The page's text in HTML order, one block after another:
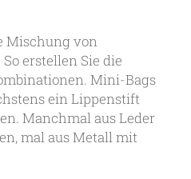
Mischung von
erstellen Sie die
Mini-Bags
ein Lippenstift
Manchmal aus Leder
mal aus Metall mit